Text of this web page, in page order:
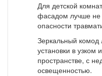
Для детской
фасадом лучше не
опасности
Зеркальный комод
установки в узком
пространстве, с
освещенностью.